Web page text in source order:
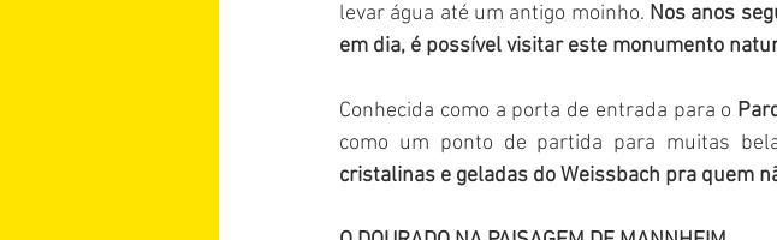
levar água até um antigo moinho. Nos anos
em dia, é possível visitar este monumento
Conhecida como a porta de entrada para o
como um ponto de partida para muitas
cristalinas e geladas do Weissbach pra quem